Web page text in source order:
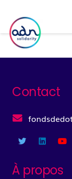
Contact
À propos